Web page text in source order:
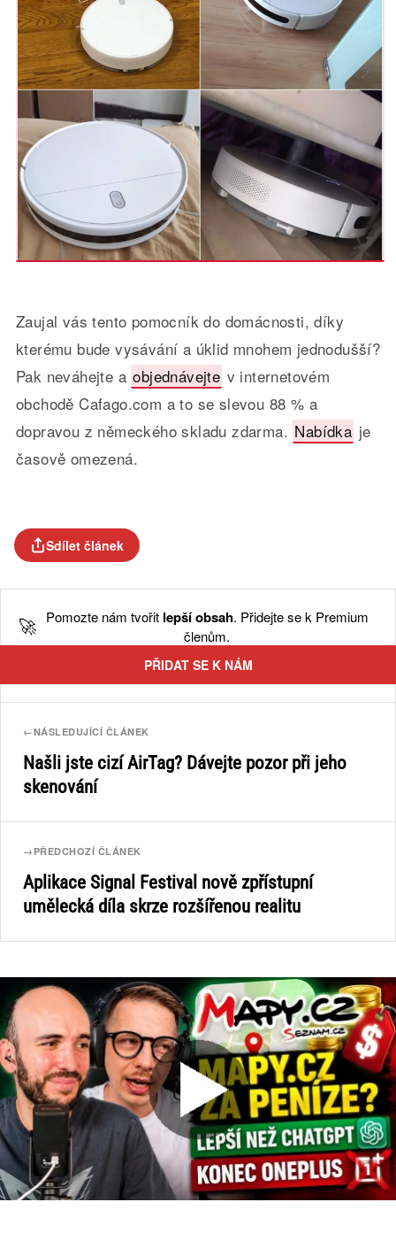
Zaujal vás tento pomocník do domácnosti, díky
kterému bude vysávání a úklid mnohem jednodušší?
Pak neváhejte a objednávejte v internetovém
obchodě Cafago.com a to se slevou 88 % a
dopravou z německého skladu zdarma. Nabídka je
časově omezená.
Sdílet článek
🚀 Pomozte nám tvořit lepší obsah. Přidejte se k Premium
členům.
PŘIDAT SE K NÁM
←NÁSLEDUJÍCÍ ČLÁNEK
Našli jste cizí AirTag? Dávejte pozor při jeho
skenování
→ PŘEDCHOZÍ ČLÁNEK
Aplikace Signal Festival nově zpřístupní
umělecká díla skrze rozšířenou realitu